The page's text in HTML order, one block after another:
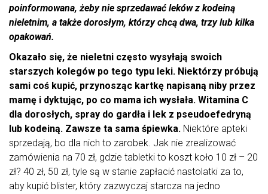
poinformowana, żeby nie sprzedawać leków z kodeiną
nieletnim, a także dorosłym, którzy chcą dwa, trzy lub kilka
opakowań.
Okazało się, że nieletni często wysyłają swoich
starszych kolegów po tego typu leki. Niektórzy próbują
sami coś kupić, przynosząc kartkę napisaną niby przez
mamę i dyktując, po co mama ich wysłała. Witamina C
dla dorosłych, spray do gardła i lek z pseudoefedryną
lub kodeiną. Zawsze ta sama śpiewka. Niektóre apteki
sprzedają, bo dla nich to zarobek. Jak nie zrealizować
zamówienia na 70 zł, gdzie tabletki to koszt koło 10 zł – 20
zł? 40 zł, 50 zł, tyle są w stanie zapłacić nastolatki za to,
aby kupić blister, który zazwyczaj starcza na jedno